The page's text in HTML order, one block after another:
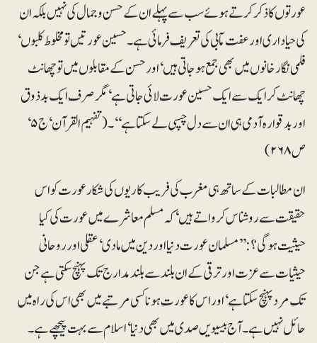
عورتوں کا ذکر کرتے ہوئے سب سے پہلے ان کے حسن و جمال کی نہیں بلکہ ان
کی حیا داری اور عفت مآبی کی تعریف فرمائی ہے۔ حسین عورتیں تو مخلوط کلبوں‘
فلمی نگار خانوں میں بھی جمع ہو جاتی ہیں‘ اور حسن کے مقابلوں میں تو چھانٹ
چھانٹ کر ایک سے ایک حسین عورت لائی جاتی ہے‘ مگر صرف ایک بدذوق
اور بدقوارہ آدمی ہی ان سے دل چسپی لے سکتا ہے‘‘۔ (تفہیم القرآن‘ج ۵‘
ص ۲۶۸)
ان مطالبات کے ساتھ ہی مغرب کی فریب کاریوں کی شکار عورت کو اس
حقیقت سے روشناس کرواتے ہیں‘ کہ مسلم معاشرے میں عورت کی کیا
حیثیت ہو گی؟:’’مسلمان عورت دنیا اور دین میں مادی‘ عقلی اورروحانی
حیثیات سے عزت اور ترقی کے ان بلند سے بلند مدارج تک پہنچ سکتی ہے جن
تک مرد پہنچ سکتا ہے‘اور اس کا عورت ہونا کسی مرتبے میں بھی اس کی راہ میں
حائل نہیں ہے۔ آج بیسیویں صدی میں بھی دنیا‘ اسلام سے بہت پیچھے ہے۔